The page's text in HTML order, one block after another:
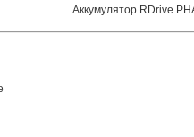
Аккумулятор RDrive